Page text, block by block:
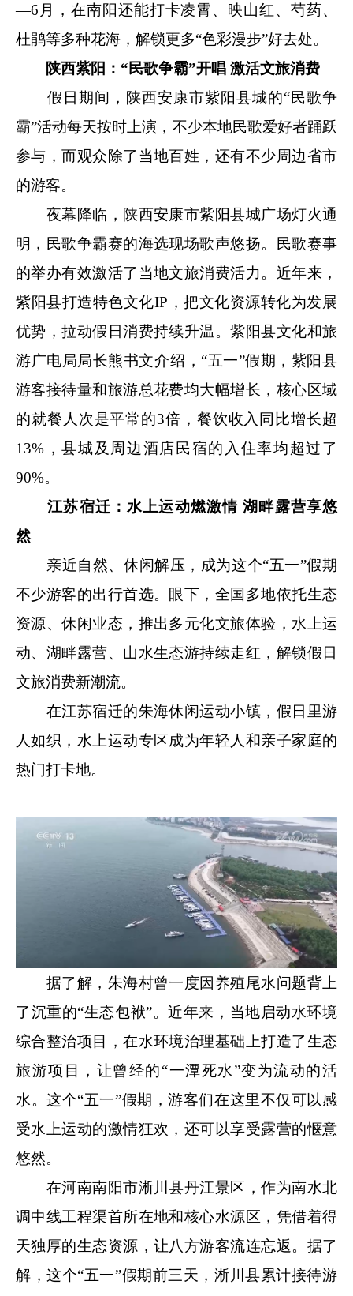
—6月，在南阳还能打卡凌霄、映山红、芍药、
杜鹃等多种花海，解锁更多“色彩漫步”好去处。
陕西紫阳：“民歌争霸”开唱 激活文旅消费
假日期间，陕西安康市紫阳县城的“民歌争
霸”活动每天按时上演，不少本地民歌爱好者踊跃
参与，而观众除了当地百姓，还有不少周边省市
的游客。
夜幕降临，陕西安康市紫阳县城广场灯火通
明，民歌争霸赛的海选现场歌声悠扬。民歌赛事
的举办有效激活了当地文旅消费活力。近年来，
紫阳县打造特色文化IP，把文化资源转化为发展
优势，拉动假日消费持续升温。紫阳县文化和旅
游广电局局长熊书文‌介绍，“五一”假期，紫阳县
游客接待量和旅游总花费均大幅增长，核心区域
的就餐人次是平常的3倍，餐饮收入同比增长超
13%，县城及周边酒店民宿的入住率均超过了
90%。
江苏宿迁：水上运动燃激情 湖畔露营享悠
然
亲近自然、休闲解压，成为这个“五一”假期
不少游客的出行首选。眼下，全国多地依托生态
资源、休闲业态，推出多元化文旅体验，水上运
动、湖畔露营、山水生态游持续走红，解锁假日
文旅消费新潮流。
在江苏宿迁的朱海休闲运动小镇，假日里游
人如织，水上运动专区成为年轻人和亲子家庭的
热门打卡地。
据了解，朱海村曾一度因养殖尾水问题背上
了沉重的“生态包袱”。近年来，当地启动水环境
综合整治项目，在水环境治理基础上打造了生态
旅游项目，让曾经的“一潭死水”变为流动的活
水。这个“五一”假期，游客们在这里不仅可以感
受水上运动的激情狂欢，还可以享受露营的惬意
悠然。
在河南南阳市淅川县丹江景区，作为南水北
调中线工程渠首所在地和核心水源区，凭借着得
天独厚的生态资源，让八方游客流连忘返。据了
解，这个“五一”假期前三天，淅川县累计接待游